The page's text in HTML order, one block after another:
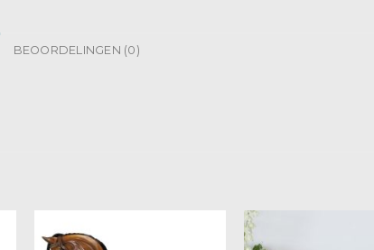
BEOORDELINGEN (0)